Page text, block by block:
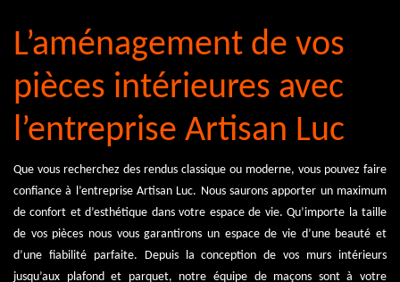
L’aménagement de vos
pièces intérieures avec
l’entreprise Artisan Luc
Que vous recherchez des rendus classique ou moderne, vous pouvez faire
confiance à l’entreprise Artisan Luc. Nous saurons apporter un maximum
de confort et d’esthétique dans votre espace de vie. Qu’importe la taille
de vos pièces nous vous garantirons un espace de vie d’une beauté et
d’une fiabilité parfaite. Depuis la conception de vos murs intérieurs
jusqu’aux plafond et parquet, notre équipe de maçons sont à votre